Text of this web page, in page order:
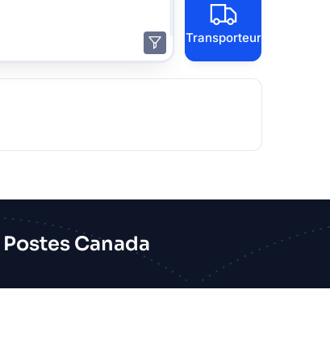
Transporteur
Canada